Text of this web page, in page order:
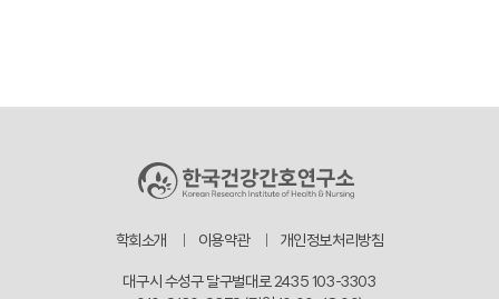
학회소개 이용약관 개인정보처리방침
대구시 수성구 달구벌대로 2435 103-3303